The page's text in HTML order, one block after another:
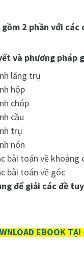
gồm 2 phần với các
và phương pháp
lăng trụ
hộp
chóp
cầu
trụ
nón
bài toán về khoảng
bài toán về góc
để giải các đề
EBOOK TẠI